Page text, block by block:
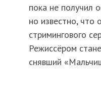
пока не получил
но известно, что
стримингового
Режиссёром
снявший